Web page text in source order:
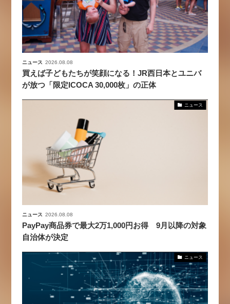
ニュース 2026.08.08
買えば子どもたちが笑顔になる！JR西日本とユニバ
が放つ「限定ICOCA 30,000枚」の正体
ニュース
ニュース 2026.08.08
PayPay商品券で最大2万1,000円お得 9月以降の対象
自治体が決定
ニュース